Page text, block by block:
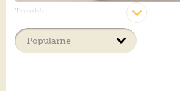
Torebki
Torebki, zwłaszcza damskie, to
Chyba każda z nas ma sporą
powiększa, bo ciągle nam mało.
najważniejszy dodatek, który musi
Torebki dobieramy do stylu, jaki